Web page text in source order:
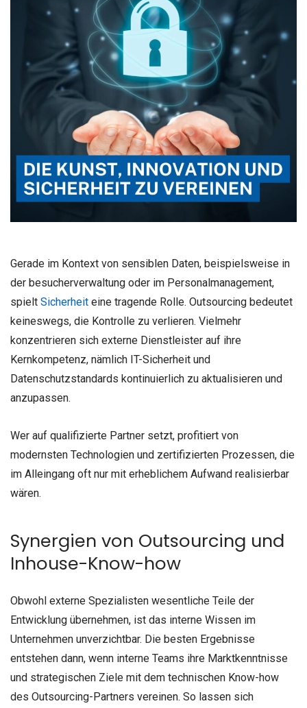
Gerade im Kontext von sensiblen Daten, beispielsweise in
der besucherverwaltung oder im Personalmanagement,
spielt Sicherheit eine tragende Rolle. Outsourcing bedeutet
keineswegs, die Kontrolle zu verlieren. Vielmehr
konzentrieren sich externe Dienstleister auf ihre
Kernkompetenz, nämlich IT-Sicherheit und
Datenschutzstandards kontinuierlich zu aktualisieren und
anzupassen.
Wer auf qualifizierte Partner setzt, profitiert von
modernsten Technologien und zertifizierten Prozessen, die
im Alleingang oft nur mit erheblichem Aufwand realisierbar
wären.
Synergien von Outsourcing und
Inhouse-Know-how
Obwohl externe Spezialisten wesentliche Teile der
Entwicklung übernehmen, ist das interne Wissen im
Unternehmen unverzichtbar. Die besten Ergebnisse
entstehen dann, wenn interne Teams ihre Marktkenntnisse
und strategischen Ziele mit dem technischen Know-how
des Outsourcing-Partners vereinen. So lassen sich